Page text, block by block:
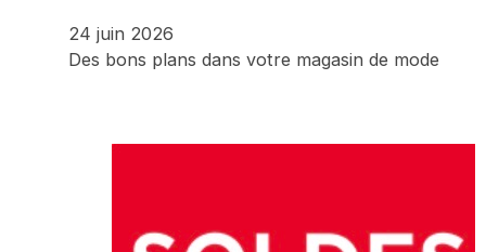
24 juin 2026
Des bons plans dans votre magasin de mode